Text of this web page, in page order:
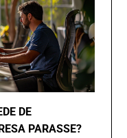
DE
PARASSE?